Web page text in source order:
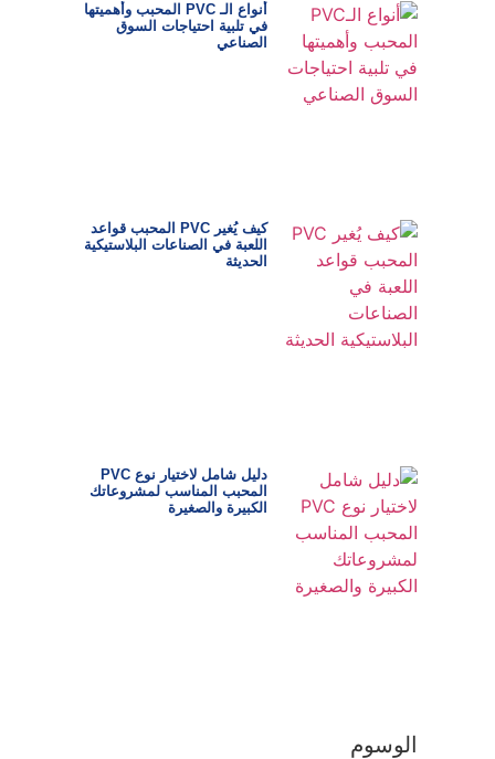
أنواع الـ PVC المحبب وأهميتها
في تلبية احتياجات السوق
الصناعي
كيف يُغير PVC المحبب قواعد
اللعبة في الصناعات البلاستيكية
الحديثة
دليل شامل لاختيار نوع PVC
المحبب المناسب لمشروعاتك
الكبيرة والصغيرة
الوسوم